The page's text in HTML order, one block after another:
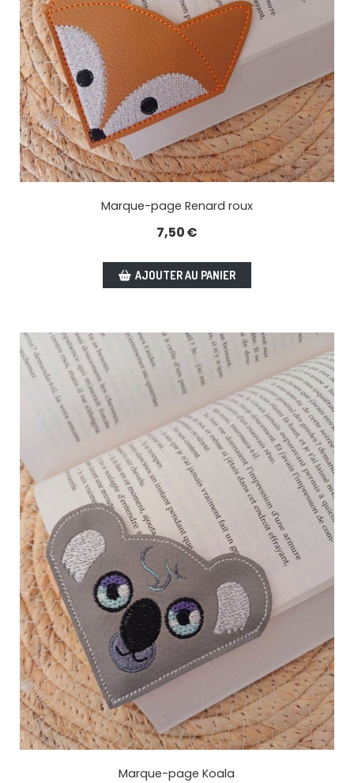
Marque-page Renard roux
7,50€
AJOUTER AU PANIER
Marque-page Koala